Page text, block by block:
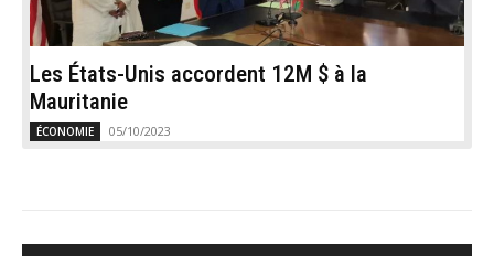
Les États-Unis accordent 12M $ à la
Mauritanie
ÉCONOMIE 05/10/2023